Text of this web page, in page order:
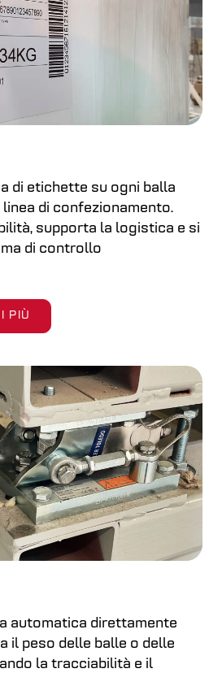
di etichette su ogni balla
di confezionamento.
supporta la logistica e si
di controllo
PIÙ
automatica direttamente
il peso delle balle o delle
la tracciabilità e il